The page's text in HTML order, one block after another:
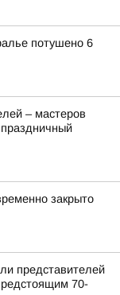
потушено 6
– мастеров
закрыто
представителей
70-